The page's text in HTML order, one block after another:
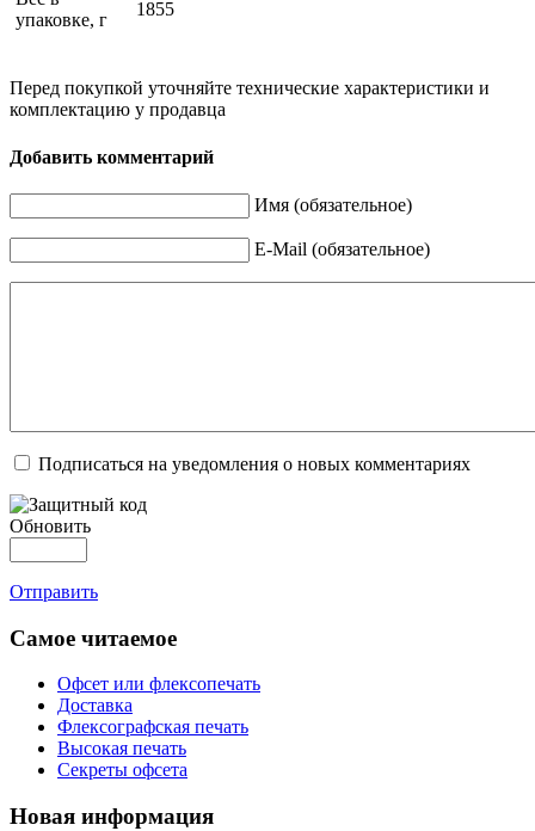
упаковке, г
1855
Перед покупкой уточняйте технические характеристики и
комплектацию у продавца
Добавить комментарий
Имя (обязательное)
E-Mail (обязательное)
Подписаться на уведомления о новых комментариях
Обновить
Отправить
Самое читаемое
Офсет или флексопечать
Доставка
Флексографская печать
Высокая печать
Секреты офсета
Новая информация